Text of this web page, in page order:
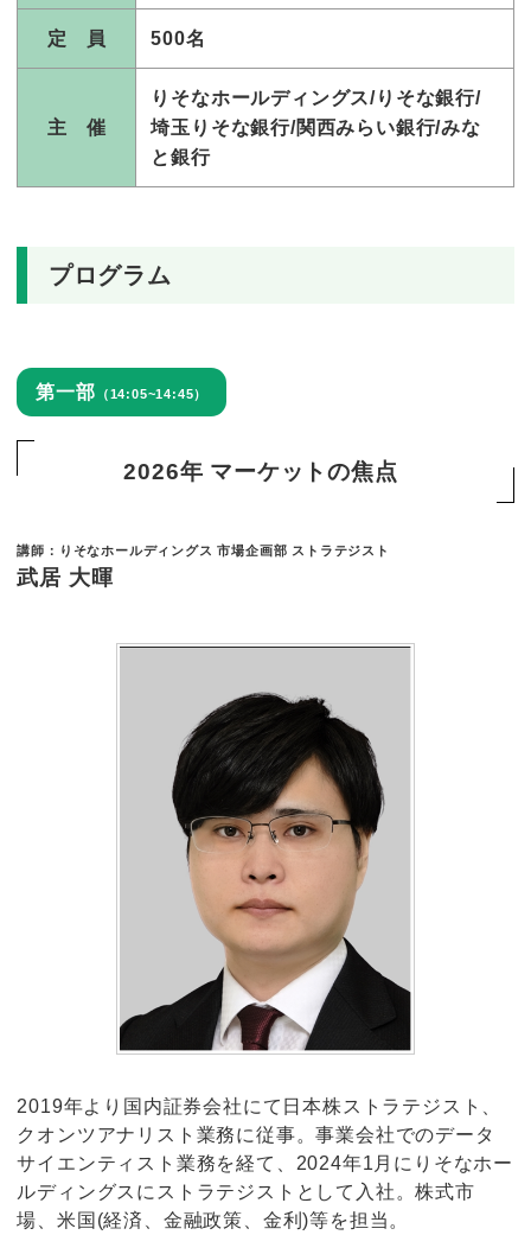
定 員 500名
主 催
りそなホールディングス/りそな銀行/
埼玉りそな銀行/関西みらい銀行/みな
と銀行
プログラム
第一部 （14:05~14:45）
2026年 マーケットの焦点
講師：りそなホールディングス 市場企画部 ストラテジスト
武居 大暉
2019年より国内証券会社にて日本株ストラテジスト、
クオンツアナリスト業務に従事。事業会社でのデータ
サイエンティスト業務を経て、2024年1月にりそなホー
ルディングスにストラテジストとして入社。株式市
場、米国(経済、金融政策、金利)等を担当。